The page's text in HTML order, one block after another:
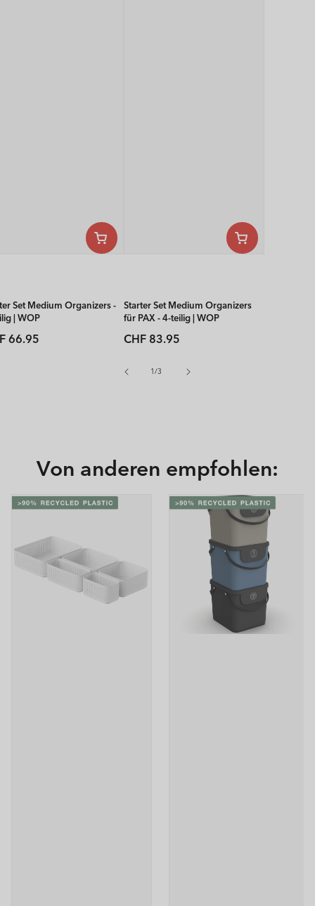
Set Medium Organizers -
| WOP
66.95
Starter Set Medium Organizers
für PAX - 4-teilig | WOP
Normaler
CHF 83.95
1/
von
3
Von anderen empfohlen: